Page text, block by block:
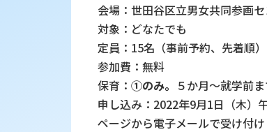
会場：世田谷区立男女共同参画
対象：どなたでも
定員：15名（事前予約、先着順）
参加費：無料
保育：①のみ。 ５か月～就学前
申し込み：2022年9月1日（木）
ページから電子メールで受け付け